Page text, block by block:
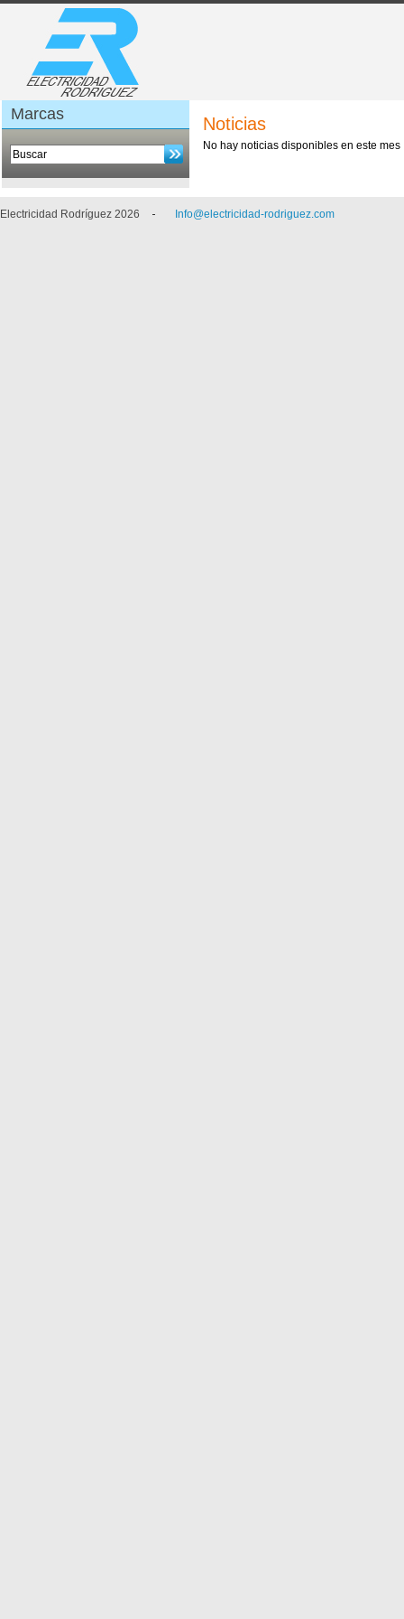
Marcas Noticias
No hay noticias disponibles en este mes
Electricidad Rodríguez 2026 Info@electricidad-rodriguez.com